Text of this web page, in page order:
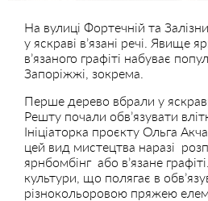
На вулиці Фортечній та
у яскраві в’язані речі. Явище
в’язаного графіті набуває
Запоріжжі, зокрема.
Перше дерево вбрали у
Решту почали обв’язувати
Ініціаторка проєкту Ольга
цей вид мистецтва наразі
ярнбомбінг або в’язане
культури, що полягає в
різнокольоровою пряжею